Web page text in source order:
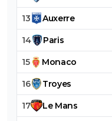
13 Auxerre
14 Paris
15 Monaco
16 Troyes
17 Le Mans